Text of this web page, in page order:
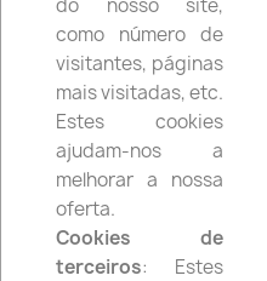
Política de Cookies
do nosso site,
como número de
visitantes, páginas
mais visitadas, etc.
Estes cookies
ajudam-nos a
melhorar a nossa
oferta.
Cookies de
terceiros: Estes